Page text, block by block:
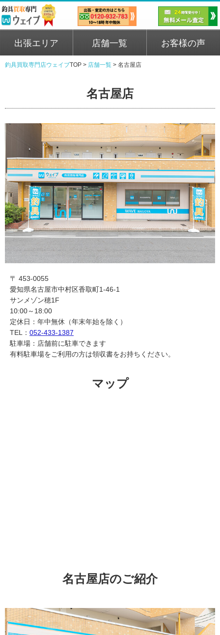
出張エリア 店舗一覧 お客様の声
釣具買取専門店ウェイブTOP > 店舗一覧 > 名古屋店
名古屋店
〒 453-0055
愛知県名古屋市中村区香取町1-46-1
サンメゾン穂1F
10:00～18:00
定休日：年中無休（年末年始を除く）
TEL： 052-433-1387
駐車場：店舗前に駐車できます
有料駐車場をご利用の方は領収書をお持ちください。
マップ
名古屋店のご紹介